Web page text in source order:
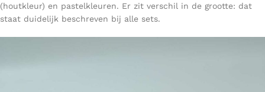
(houtkleur) en pastelkleuren. Er zit verschil in de grootte: dat
staat duidelijk beschreven bij alle sets.